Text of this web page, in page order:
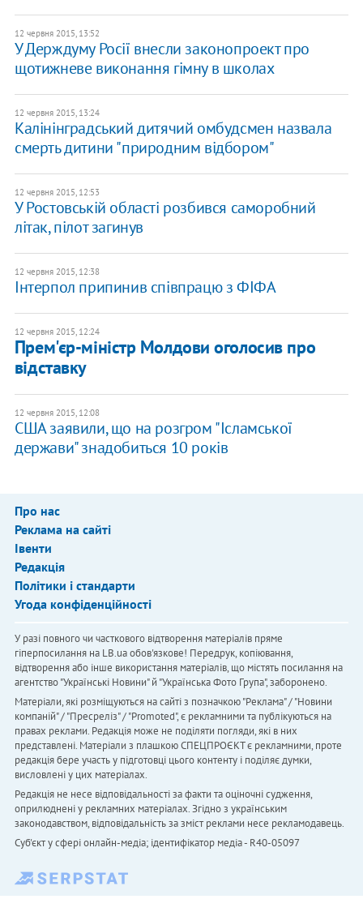
12 червня 2015, 13:52
У Держдуму Росії внесли законопроект про
щотижневе виконання гімну в школах
12 червня 2015, 13:24
Калінінградський дитячий омбудсмен назвала
смерть дитини "природним відбором"
12 червня 2015, 12:53
У Ростовській області розбився саморобний
літак, пілот загинув
12 червня 2015, 12:38
Інтерпол припинив співпрацю з ФІФА
12 червня 2015, 12:24
Прем'єр-міністр Молдови оголосив про
відставку
12 червня 2015, 12:08
США заявили, що на розгром "Ісламської
держави" знадобиться 10 років
Про нас
Реклама на сайті
Івенти
Редакція
Політики і стандарти
Угода конфіденційності
У разі повного чи часткового відтворення матеріалів пряме
гіперпосилання на LB.ua обов'язкове! Передрук, копіювання,
відтворення або інше використання матеріалів, що містять посилання на
агентство "Українськi Новини" й "Українська Фото Група", заборонено.
Матеріали, які розміщуються на сайті з позначкою "Реклама" / "Новини
компаній" / "Пресреліз" / "Promoted", є рекламними та публікуються на
правах реклами. Редакція може не поділяти погляди, які в них
представлені. Матеріали з плашкою СПЕЦПРОЄКТ є рекламними, проте
редакція бере участь у підготовці цього контенту і поділяє думки,
висловлені у цих матеріалах.
Редакція не несе відповідальності за факти та оціночні судження,
оприлюднені у рекламних матеріалах. Згідно з українським
законодавством, відповідальність за зміст реклами несе рекламодавець.
Cуб'єкт у сфері онлайн-медіа; ідентифікатор медіа - R40-05097